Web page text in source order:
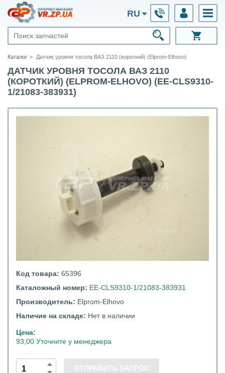
RU
Каталог Датчик уровня тосола ВАЗ 2110 (короткий) (Elprom-Elhovo)
ДАТЧИК УРОВНЯ ТОСОЛА ВАЗ 2110
(КОРОТКИЙ) (ELPROM-ELHOVO) (EE-CLS9310-
1/21083-383931)
Код товара: 65396
Каталожный номер: EE-CLS9310-1/21083-383931
Производитель: Elprom-Elhovo
Наличие на складе: Нет в наличии
Цена:
93,00 Уточните у менеджера
ОТПРАВИТЬ ЗАПРОС